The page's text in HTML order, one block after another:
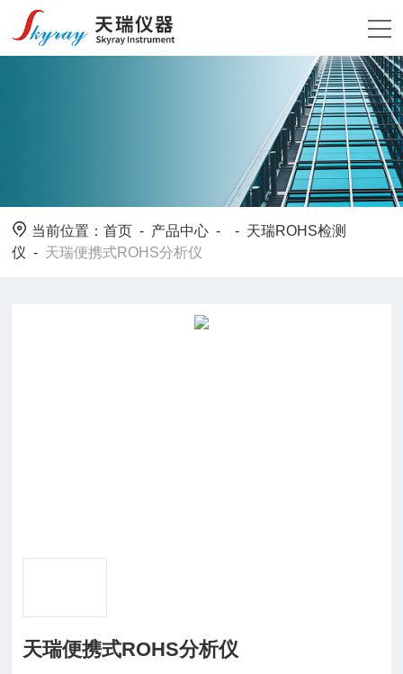
当前位置：首页 - 产品中心 - - 天瑞ROHS检测
仪 - 天瑞便携式ROHS分析仪
天瑞便携式ROHS分析仪